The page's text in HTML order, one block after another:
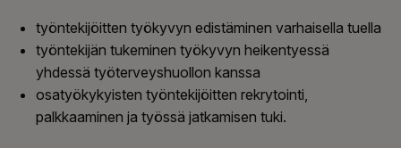
työntekijöitten työkyvyn edistäminen varhaisella tuella
työntekijän tukeminen työkyvyn heikentyessä
yhdessä työterveyshuollon kanssa
osatyökykyisten työntekijöitten rekrytointi,
palkkaaminen ja työssä jatkamisen tuki.